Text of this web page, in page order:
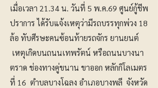
เมื่อเวลา 21.34 น. วันที่ 5 พ.ค.69 ศูนย์กู้ชีพ
ปราการ ได้รับแจ้งเหตุว่ามีรถบรรทุกพ่วง 18
ล้อ ทับศีรษะคนซ้อนท้ายรถจักร ยานยนต์
เหตุเกิดบนถนนเทพรัตน์ หรือถนนบางนา
ตราด ช่องทางคู่ขนาน ขาออก หลักกิโลเมตร
ที่ 16 ตำบลบางโฉลง อำเภอบางพลี จังหวัด